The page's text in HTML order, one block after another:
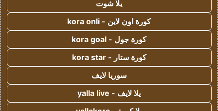
يلا شوت
كورة اون لاين - kora onli
كورة جول - kora goal
كورة ستار - kora star
سوريا لايف
يلا لايف - yalla live